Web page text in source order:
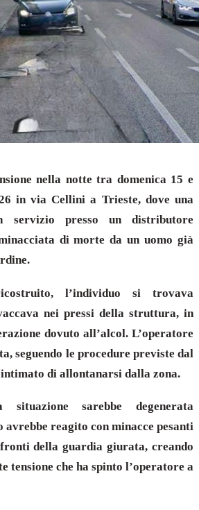
nella notte tra domenica 15 e
in via Cellini a Trieste, dove una
servizio presso un distributore
di morte da un uomo già
l’individuo si trovava
nei pressi della struttura, in
dovuto all’alcol. L’operatore
seguendo le procedure previste dal
di allontanarsi dalla zona.
sarebbe degenerata
avrebbe reagito con minacce pesanti
della guardia giurata, creando
tensione che ha spinto l’operatore a